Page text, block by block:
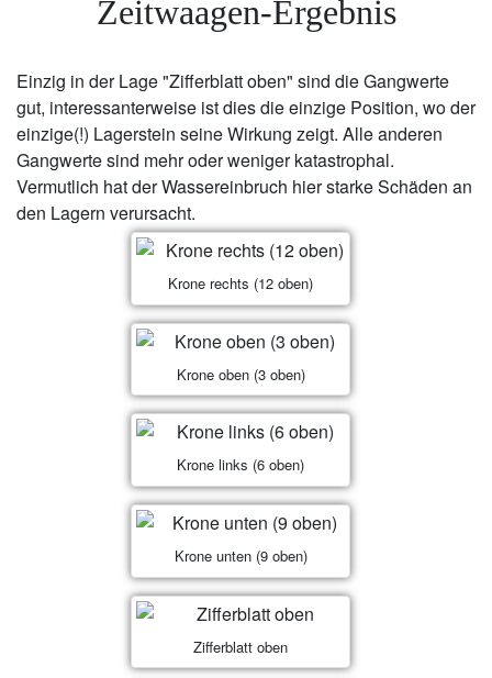
Zeitwaagen-Ergebnis
Einzig in der Lage "Zifferblatt oben" sind die Gangwerte
gut, interessanterweise ist dies die einzige Position, wo der
einzige(!) Lagerstein seine Wirkung zeigt. Alle anderen
Gangwerte sind mehr oder weniger katastrophal.
Vermutlich hat der Wassereinbruch hier starke Schäden an
den Lagern verursacht.
Krone rechts (12 oben)
Krone oben (3 oben)
Krone links (6 oben)
Krone unten (9 oben)
Zifferblatt oben